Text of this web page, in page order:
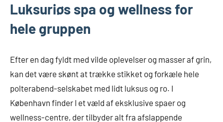
Luksuriøs spa og wellness for
hele gruppen
Efter en dag fyldt med vilde oplevelser og masser af grin,
kan det være skønt at trække stikket og forkæle hele
polterabend-selskabet med lidt luksus og ro. I
København finder I et væld af eksklusive spaer og
wellness-centre, der tilbyder alt fra afslappende